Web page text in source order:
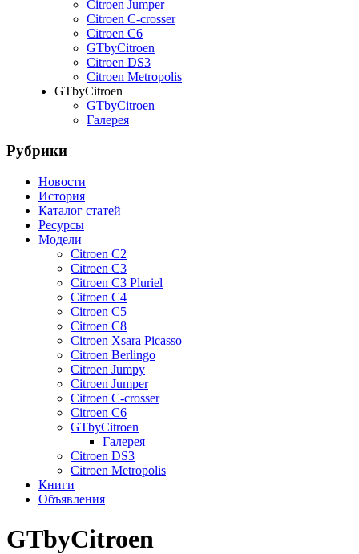
Citroen Jumper
Citroen C-crosser
Citroen C6
GTbyCitroen
Citroen DS3
Citroen Metropolis
GTbyCitroen
GTbyCitroen
Галерея
Рубрики
Новости
История
Каталог статей
Ресурсы
Модели
Citroen C2
Citroen C3
Citroen C3 Pluriel
Citroen C4
Citroen C5
Citroen C8
Citroen Xsara Picasso
Citroen Berlingo
Citroen Jumpy
Citroen Jumper
Citroen C-crosser
Citroen C6
GTbyCitroen
Галерея
Citroen DS3
Citroen Metropolis
Книги
Объявления
GTbyCitroen